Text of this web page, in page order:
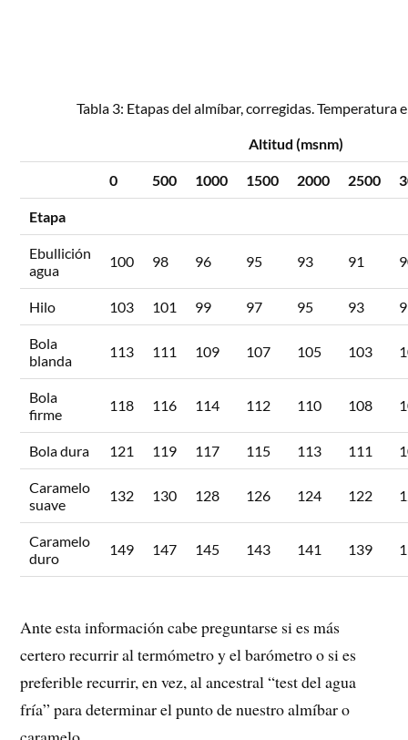
Tabla 3: Etapas del almíbar, corregidas. Temperatura
Altitud (msnm)
0 500 1000 1500 2000 2500
Etapa
Ebullición
agua
100 98 96 95 93 91
Hilo 103 101 99 97 95 93
Bola
blanda
113 111 109 107 105 103
Bola
firme
118 116 114 112 110 108
Bola dura 121 119 117 115 113 111
Caramelo
suave
132 130 128 126 124 122
Caramelo
duro
149 147 145 143 141 139
Ante esta información cabe preguntarse si es más
certero recurrir al termómetro y el barómetro o si es
preferible recurrir, en vez, al ancestral “test del agua
fría” para determinar el punto de nuestro almíbar o